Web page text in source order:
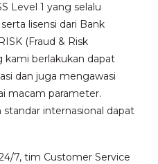
Level 1 yang selalu
lisensi dari Bank
(Fraud & Risk
kami berlakukan dapat
dan juga mengawasi
macam parameter.
internasional dapat
7, tim Customer Service